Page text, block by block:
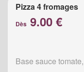
Pizza 4 fromages
Dès 9.00 €
Base sauce